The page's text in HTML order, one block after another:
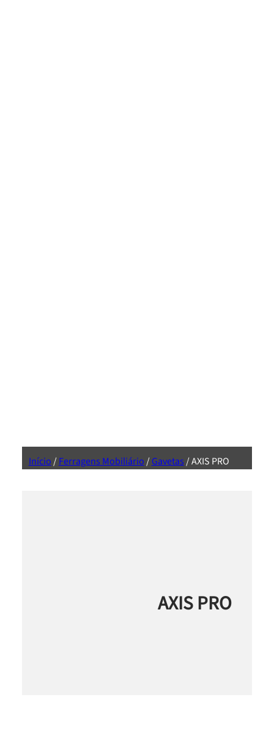
Início/Ferragens Mobiliário/Gavetas/ AXIS PRO
AXIS PRO